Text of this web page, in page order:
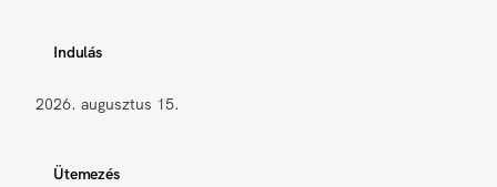
Indulás
2026. augusztus 15.
Ütemezés